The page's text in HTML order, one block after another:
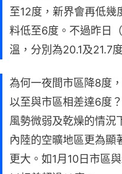
至12度，新界會再低幾
料低至6度。不過昨日
溫，分別為20.1及21.7
為何一夜間市區降8度
以至與市區相差達6度
風勢微弱及乾燥的情況
內陸的空曠地區更為顯
更大。如1月10日市區